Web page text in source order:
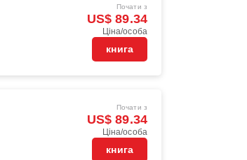
Почати з
US$ 89.34
Ціна/особа
книга
Почати з
US$ 89.34
Ціна/особа
книга